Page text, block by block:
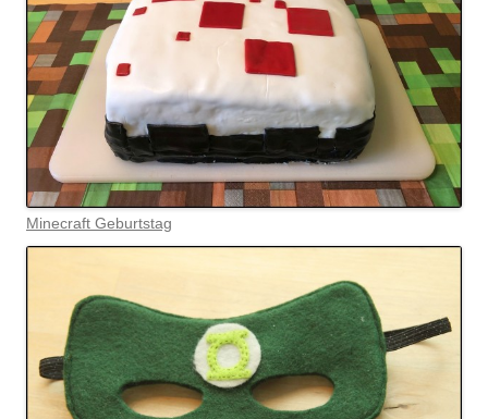
Minecraft Geburtstag